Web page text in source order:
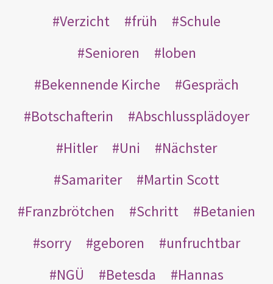
Verzicht
früh
Schule
Senioren
loben
Bekennende Kirche
Gespräch
Botschafterin
Abschlussplädoyer
Hitler
Uni
Nächster
Samariter
Martin Scott
Franzbrötchen
Schritt
Betanien
sorry
geboren
unfruchtbar
NGÜ
Betesda
Hannas